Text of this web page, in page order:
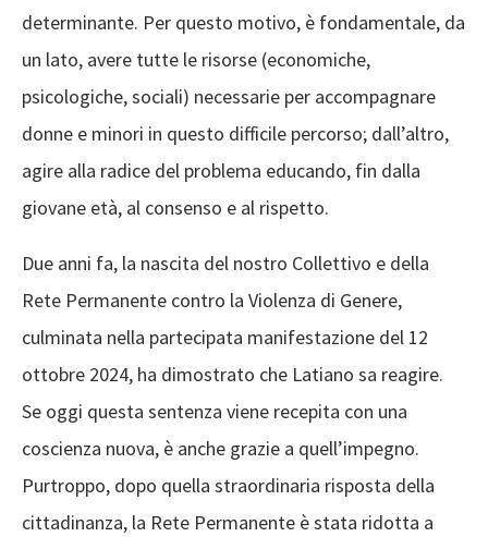
determinante. Per questo motivo, è fondamentale, da
un lato, avere tutte le risorse (economiche,
psicologiche, sociali) necessarie per accompagnare
donne e minori in questo difficile percorso; dall’altro,
agire alla radice del problema educando, fin dalla
giovane età, al consenso e al rispetto.
Due anni fa, la nascita del nostro Collettivo e della
Rete Permanente contro la Violenza di Genere,
culminata nella partecipata manifestazione del 12
ottobre 2024, ha dimostrato che Latiano sa reagire.
Se oggi questa sentenza viene recepita con una
coscienza nuova, è anche grazie a quell’impegno.
Purtroppo, dopo quella straordinaria risposta della
cittadinanza, la Rete Permanente è stata ridotta a